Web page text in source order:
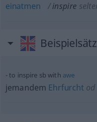
einatmen inspire
to inspire sb with awe
jemandem Ehrfurcht od